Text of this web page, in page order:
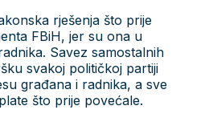
rješenja što prije
FBiH, jer su ona u
Savez samostalnih
svakoj političkoj partiji
građana i radnika, a sve
što prije povećale.